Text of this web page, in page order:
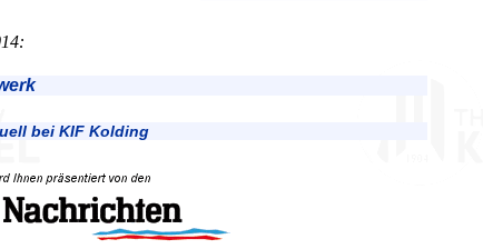
bei KIF Kolding